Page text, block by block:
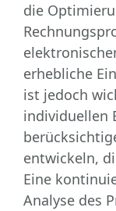
die
erhebliche
ist jedoch
individuellen
entwickeln,
Eine
Analyse des